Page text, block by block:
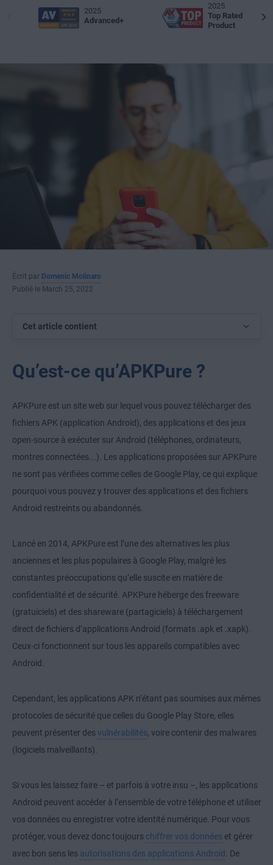
2025
Advanced+
2025
Top Rated
Product
Écrit par Domenic Molinaro
Publié le March 25, 2022
Cet article contient
Qu’est-ce qu’APKPure ?
APKPure est un site web sur lequel vous pouvez télécharger des
fichiers APK (application Android), des applications et des jeux
open-source à exécuter sur Android (téléphones, ordinateurs,
montres connectées...). Les applications proposées sur APKPure
ne sont pas vérifiées comme celles de Google Play, ce qui explique
pourquoi vous pouvez y trouver des applications et des fichiers
Android restreints ou abandonnés.
Lancé en 2014, APKPure est l’une des alternatives les plus
anciennes et les plus populaires à Google Play, malgré les
constantes préoccupations qu’elle suscite en matière de
confidentialité et de sécurité. APKPure héberge des freeware
(gratuiciels) et des shareware (partagiciels) à téléchargement
direct de fichiers d’applications Android (formats .apk et .xapk).
Ceux-ci fonctionnent sur tous les appareils compatibles avec
Android.
Cependant, les applications APK n’étant pas soumises aux mêmes
protocoles de sécurité que celles du Google Play Store, elles
peuvent présenter des vulnérabilités, voire contenir des malwares
(logiciels malveillants).
Si vous les laissez faire – et parfois à votre insu –, les applications
Android peuvent accéder à l’ensemble de votre téléphone et utiliser
vos données ou enregistrer votre identité numérique. Pour vous
protéger, vous devez donc toujours chiffrer vos données et gérer
avec bon sens les autorisations des applications Android . De